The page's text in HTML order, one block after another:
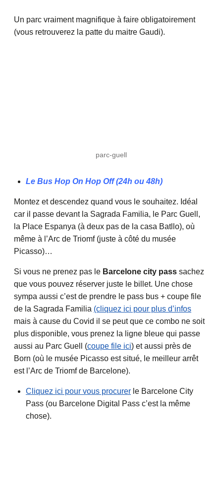
Un parc vraiment magnifique à faire obligatoirement
(vous retrouverez la patte du maitre Gaudi).
parc-guell
Le Bus Hop On Hop Off (24h ou 48h)
Montez et descendez quand vous le souhaitez. Idéal
car il passe devant la Sagrada Familia, le Parc Guell,
la Place Espanya (à deux pas de la casa Batllo), où
même à l’Arc de Triomf (juste à côté du musée
Picasso)…
Si vous ne prenez pas le Barcelone city pass sachez
que vous pouvez réserver juste le billet. Une chose
sympa aussi c’est de prendre le pass bus + coupe file
de la Sagrada Familia (cliquez ici pour plus d’infos
mais à cause du Covid il se peut que ce combo ne soit
plus disponible, vous prenez la ligne bleue qui passe
aussi au Parc Guell (coupe file ici) et aussi près de
Born (où le musée Picasso est situé, le meilleur arrêt
est l’Arc de Triomf de Barcelone).
Cliquez ici pour vous procurer le Barcelone City
Pass (ou Barcelone Digital Pass c’est la même
chose).